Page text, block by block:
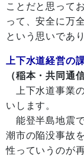
ことだと思って
って、安全に万
という思いであ
上下水道経営の
（稲本・共同通
上下水道事業
いします。
能登半島地震
潮市の陥没事故
性っていうのが